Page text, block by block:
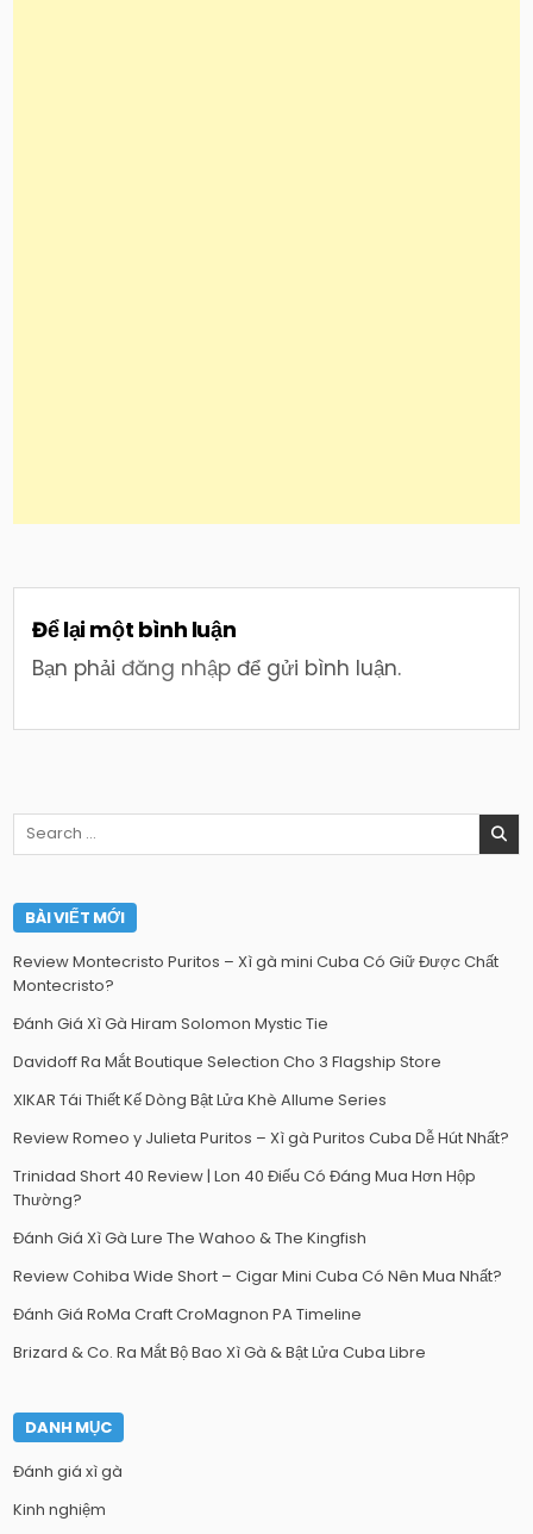
Để lại một bình luận
Bạn phảiđăng nhập để gửi bình luận.
Search
BÀI VIẾT MỚI
Review Montecristo Puritos – Xì gà mini Cuba Có Giữ Được Chất
Montecristo?
Đánh Giá Xì Gà Hiram Solomon Mystic Tie
Davidoff Ra Mắt Boutique Selection Cho 3 Flagship Store
XIKAR Tái Thiết Kế Dòng Bật Lửa Khè Allume Series
Review Romeo y Julieta Puritos – Xì gà Puritos Cuba Dễ Hút Nhất?
Trinidad Short 40 Review | Lon 40 Điếu Có Đáng Mua Hơn Hộp
Thường?
Đánh Giá Xì Gà Lure The Wahoo & The Kingfish
Review Cohiba Wide Short – Cigar Mini Cuba Có Nên Mua Nhất?
Đánh Giá RoMa Craft CroMagnon PA Timeline
Brizard & Co. Ra Mắt Bộ Bao Xì Gà & Bật Lửa Cuba Libre
DANH MỤC
Đánh giá xì gà
Kinh nghiệm